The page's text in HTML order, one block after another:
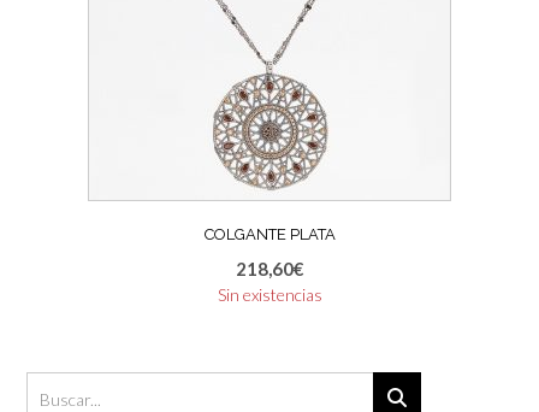
COLGANTE PLATA
218,60€
Sin existencias